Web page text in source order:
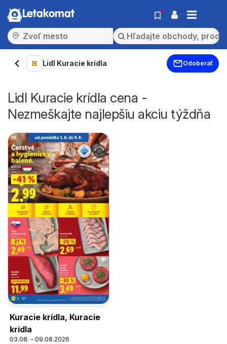
Letakomat
Lidl Kuracie krídla Odoberať
Lidl Kuracie krídla cena -
Nezmeškajte najlepšiu akciu týždňa
Kuracie krídla, Kuracie
krídla
03.08. - 09.08.2026